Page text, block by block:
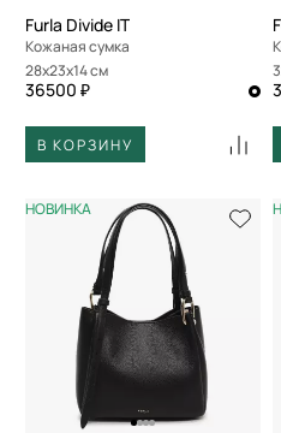
Furla Divide IT
Кожаная сумка
28x23x14 см
36500 ₽
В КОРЗИНУ
НОВИНКА